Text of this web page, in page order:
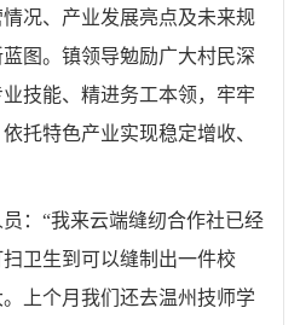
况、产业发展亮点及未来规
图。镇领导勉励广大村民深
技能、精进务工本领，牢牢
托特色产业实现稳定增收、
：“我来云端缝纫合作社已经
卫生到可以缝制出一件校
上个月我们还去温州技师学